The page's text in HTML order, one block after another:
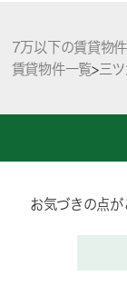
7万以下の賃貸物
賃貸物件一覧>三
お気づきの点が